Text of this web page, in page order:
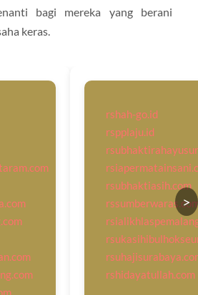
bagi mereka yang berani
keras.
rshah-go.id
rspplaju.id
rsubhaktiasih.com
rshidayatullah.com
>